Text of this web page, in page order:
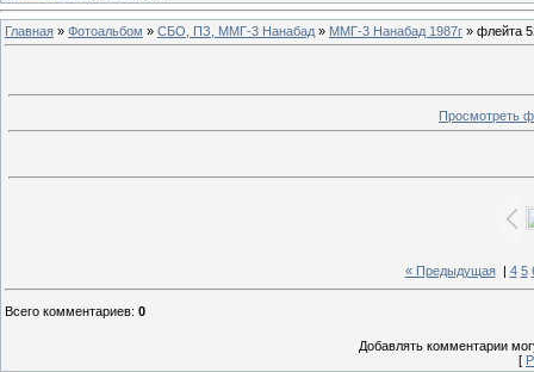
Главная » Фотоальбом » СБО, ПЗ, ММГ-3 Нанабад » ММГ-3 Нанабад 1987г » флейта
Просмотреть
« Предыдущая| 4 5
Всего комментариев: 0
Добавлять комментарии
[